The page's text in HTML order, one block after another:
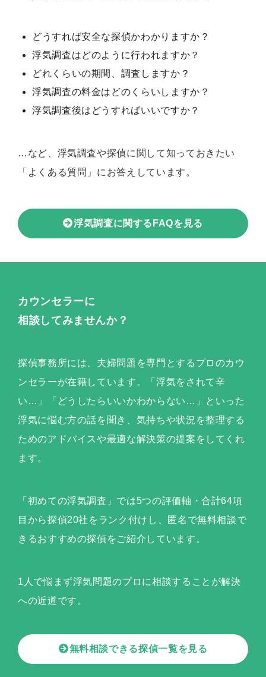
どうすれば安全な探偵かわかりますか？
浮気調査はどのように行われますか？
どれくらいの期間、調査しますか？
浮気調査の料金はどのくらいしますか？
浮気調査後はどうすればいいですか？
…など、浮気調査や探偵に関して知っておきたい
「よくある質問」にお答えしています。
浮気調査に関するFAQを見る
カウンセラーに
相談してみませんか？
探偵事務所には、夫婦問題を専門とするプロのカウ
ンセラーが在籍しています。「浮気をされて辛
い…」「どうしたらいいかわからない…」といった
浮気に悩む方の話を聞き、気持ちや状況を整理する
ためのアドバイスや最適な解決策の提案をしてくれ
ます。
「初めての浮気調査」では5つの評価軸・合計64項
目から探偵20社をランク付けし、匿名で無料相談で
きるおすすめの探偵をご紹介しています。
1人で悩まず浮気問題のプロに相談することが解決
への近道です。
無料相談できる探偵一覧を見る